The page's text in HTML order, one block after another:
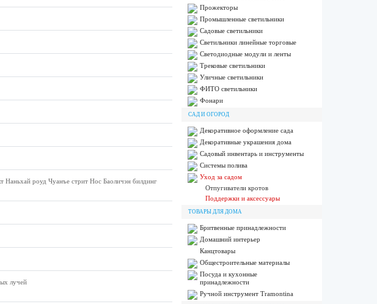
роуд Чуанъе стрит Нос Баоличэн билдинг
лучей
Прожекторы
Промышленные светильники
Садовые светильники
Светильники линейные торговые
Светодиодные модули и ленты
Трековые светильники
Уличные светильники
ФИТО светильники
Фонари
САД И ОГОРОД
Декоративное оформление сада
Декоративные украшения дома
Садовый инвентарь и инструменты
Системы полива
Уход за садом
Отпугиватели кротов
Поддержки и аксессуары
ТОВАРЫ ДЛЯ ДОМА
Бритвенные принадлежности
Домашний интерьер
Канцтовары
Общестроительные материалы
Посуда и кухонные
принадлежности
Ручной инструмент Tramontina